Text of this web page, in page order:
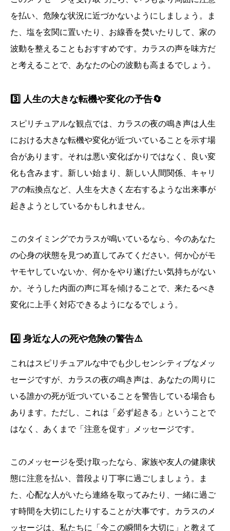
を払い、危険な状況に近づかないようにしましょう。ま
た、塩を玄関に置いたり、お線香を焚いたりして、家の
波動を整えることもおすすめです。カラスの声を味方だ
と考えることで、あなたの心の波動も高まるでしょう。
3️⃣ 人生の大きな転機や変化の予告🔄
スピリチュアルな観点では、カラスの夜の鳴き声は人生
における大きな転機や変化が近づいていることを示す場
合があります。それは悪い変化ばかりではなく、良い変
化も含みます。新しい始まり、新しい人間関係、キャリ
アの転換点など、人生を大きく左右するような出来事が
起きようとしているかもしれません。
このタイミングでカラスが鳴いているなら、今のあなた
の心身の状態を見つめ直してみてください。何か心がモ
ヤモヤしていないか、何かをやり遂げたい気持ちがない
か。そうした内面の声に耳を傾けることで、来たるべき
変化に上手く対応できるようになるでしょう。
4️⃣ 身近な人の死や危険の警告⚠️
これはスピリチュアルな中でも少しセンシティブなメッ
セージですが、カラスの夜の鳴き声は、あなたの周りに
いる誰かの死が近づいていることを警告している場合も
あります。ただし、これは「必ず起きる」ということで
はなく、あくまで「注意を促す」メッセージです。
このメッセージを受け取ったなら、家族や友人の健康状
態に注意を払い、普段より丁寧に過ごしましょう。ま
た、心配な人がいたら連絡を取ってみたり、一緒に過ご
す時間を大切にしたりすることが大事です。カラスのメ
ッセージは、私たちに「今この瞬間を大切に」と教えて